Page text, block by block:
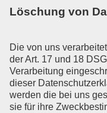
Löschung von
Die von uns
der Art. 17 und 18
Verarbeitung
dieser
werden die bei uns
sie für ihre